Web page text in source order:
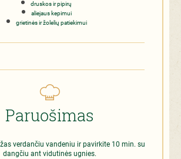
druskos ir pipirų
aliejaus kepimui
grietinės ir žolelių patiekimui
Paruošimas
verdančiu vandeniu ir pavirkite 10 min. su
dangčiu ant vidutinės ugnies.